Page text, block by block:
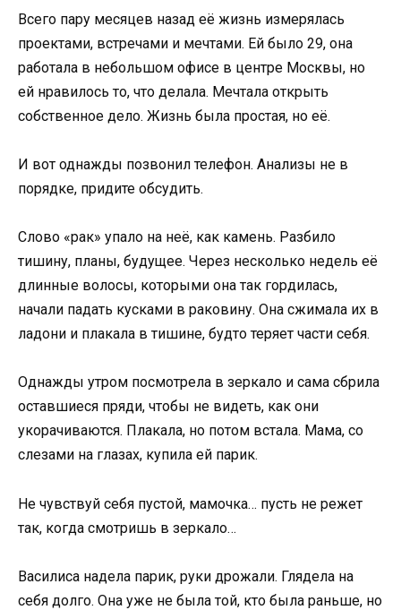
Всего пару месяцев назад её жизнь измерялась
проектами, встречами и мечтами. Ей было 29, она
работала в небольшом офисе в центре Москвы, но
ей нравилось то, что делала. Мечтала открыть
собственное дело. Жизнь была простая, но её.
И вот однажды позвонил телефон. Анализы не в
порядке, придите обсудить.
Слово «рак» упало на неё, как камень. Разбило
тишину, планы, будущее. Через несколько недель её
длинные волосы, которыми она так гордилась,
начали падать кусками в раковину. Она сжимала их в
ладони и плакала в тишине, будто теряет части себя.
Однажды утром посмотрела в зеркало и сама сбрила
оставшиеся пряди, чтобы не видеть, как они
укорачиваются. Плакала, но потом встала. Мама, со
слезами на глазах, купила ей парик.
Не чувствуй себя пустой, мамочка… пусть не режет
так, когда смотришь в зеркало…
Василиса надела парик, руки дрожали. Глядела на
себя долго. Она уже не была той, кто была раньше, но